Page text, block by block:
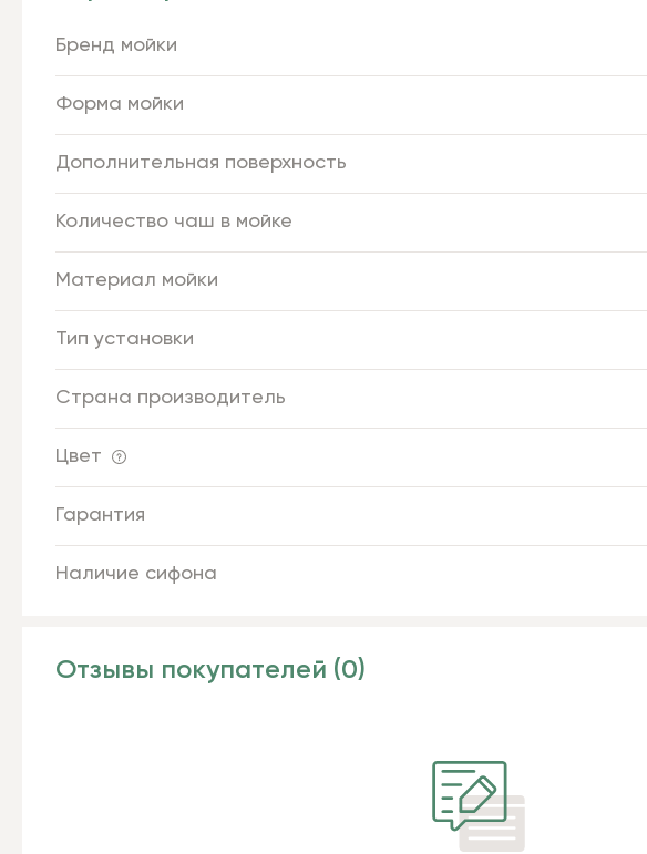
Бренд мойки
Форма мойки
Дополнительная поверхность
Количество чаш в мойке
Материал мойки
Тип установки
Страна производитель
Цвет
Гарантия
Наличие сифона
Отзывы покупателей (0)